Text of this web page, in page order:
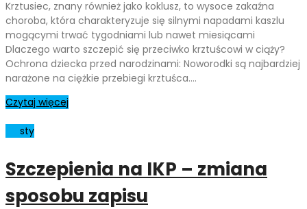
Krztusiec, znany również jako koklusz, to wysoce zakaźna
choroba, która charakteryzuje się silnymi napadami kaszlu
mogącymi trwać tygodniami lub nawet miesiącami
Dlaczego warto szczepić się przeciwko krztuścowi w ciąży?
Ochrona dziecka przed narodzinami: Noworodki są najbardziej
narażone na ciężkie przebiegi krztuśca.…
Czytaj więcej
sty
Szczepienia na IKP – zmiana
sposobu zapisu